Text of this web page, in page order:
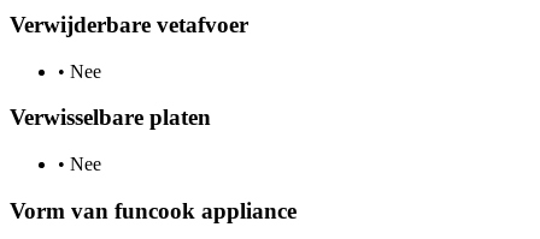
Verwijderbare vetafvoer
• Nee
Verwisselbare platen
• Nee
Vorm van funcook appliance